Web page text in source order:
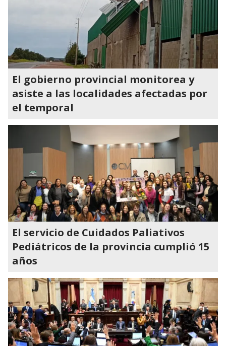
El gobierno provincial monitorea y
asiste a las localidades afectadas por
el temporal
El servicio de Cuidados Paliativos
Pediátricos de la provincia cumplió 15
años